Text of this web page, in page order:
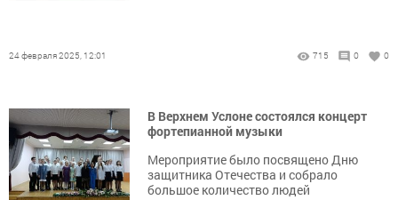
24 февраля 2025, 12:01 715 0 0
В Верхнем Услоне состоялся концерт
фортепианной музыки
Мероприятие было посвящено Дню
защитника Отечества и собрало
большое количество людей